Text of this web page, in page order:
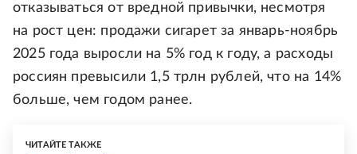
отказываться от вредной привычки, несмотря
на рост цен: продажи сигарет за январь-ноябрь
2025 года выросли на 5% год к году, а расходы
россиян превысили 1,5 трлн рублей, что на 14%
больше, чем годом ранее.
ЧИТАЙТЕ ТАКЖЕ